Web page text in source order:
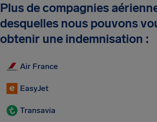
Plus de compagnies
desquelles nous pouvons
obtenir une indemnisation :
Air France
EasyJet
Transavia